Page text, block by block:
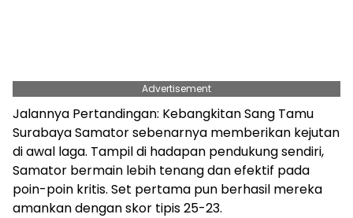
Advertisement
Jalannya Pertandingan: Kebangkitan Sang Tamu
Surabaya Samator sebenarnya memberikan kejutan
di awal laga. Tampil di hadapan pendukung sendiri,
Samator bermain lebih tenang dan efektif pada
poin-poin kritis. Set pertama pun berhasil mereka
amankan dengan skor tipis 25-23.